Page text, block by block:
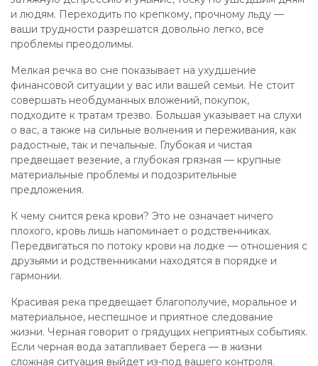
и людям. Переходить по крепкому, прочному льду —
ваши трудности разрешатся довольно легко, все
проблемы преодолимы.
Мелкая речка во сне показывает на ухудшение
финансовой ситуации у вас или вашей семьи. Не стоит
совершать необдуманных вложений, покупок,
подходите к тратам трезво. Большая указывает на слухи
о вас, а также на сильные волнения и переживания, как
радостные, так и печальные. Глубокая и чистая
предвещает везение, а глубокая грязная — крупные
материальные проблемы и подозрительные
предложения.
К чему снится река крови? Это не означает ничего
плохого, кровь лишь напоминает о родственниках.
Передвигаться по потоку крови на лодке — отношения с
друзьями и родственниками находятся в порядке и
гармонии.
Красивая река предвещает благополучие, моральное и
материальное, неспешное и приятное следование
жизни. Черная говорит о грядущих неприятных событиях.
Если черная вода затапливает берега — в жизни
сложная ситуация выйдет из-под вашего контроля.